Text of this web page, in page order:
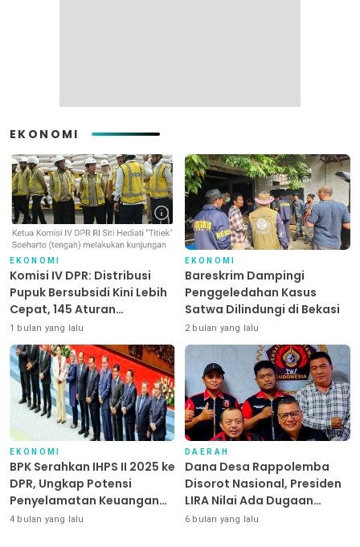
EKONOMI
EKONOMI
Komisi IV DPR: Distribusi
Pupuk Bersubsidi Kini Lebih
Cepat, 145 Aturan
Dipangkas
1 bulan yang lalu
EKONOMI
Bareskrim Dampingi
Penggeledahan Kasus
Satwa Dilindungi di Bekasi
2 bulan yang lalu
EKONOMI
BPK Serahkan IHPS II 2025 ke
DPR, Ungkap Potensi
Penyelamatan Keuangan
Negara Puluhan Triliun
4 bulan yang lalu
DAERAH
Dana Desa Rappolemba
Disorot Nasional, Presiden
LIRA Nilai Ada Dugaan
Abuse of Power
6 bulan yang lalu